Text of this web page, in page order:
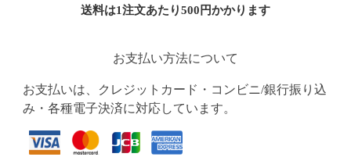
送料は1注文あたり500 円かかります
お支払い方法について
お支払いは、クレジットカード・コンビニ/銀行振り込
み・各種電子決済に対応しています。